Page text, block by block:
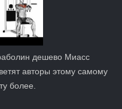
дешево Миасс
авторы этому самому
более.